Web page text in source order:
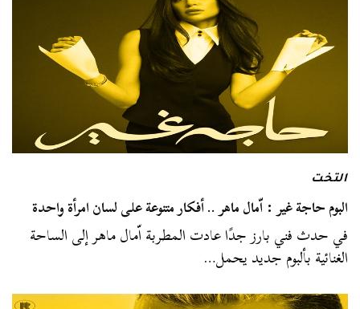
التخت
البوم حاجة غير : اّمال ماهر .. أفكار متنوعة على لسان امرأة واحدة
في حدث فني بارز جدًا عادت المطربة اّمال ماهر إلى الساحة
الغنائية بألبوم جديد يحمل…